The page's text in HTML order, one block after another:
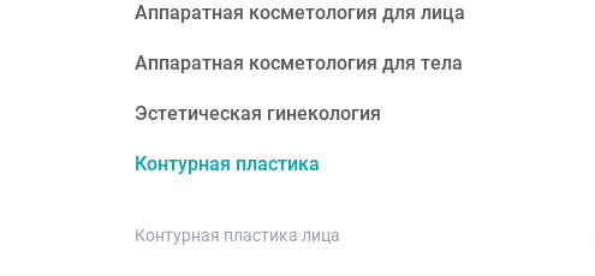
Аппаратная косметология для лица
Аппаратная косметология для тела
Эстетическая гинекология
Контурная пластика
Контурная пластика лица